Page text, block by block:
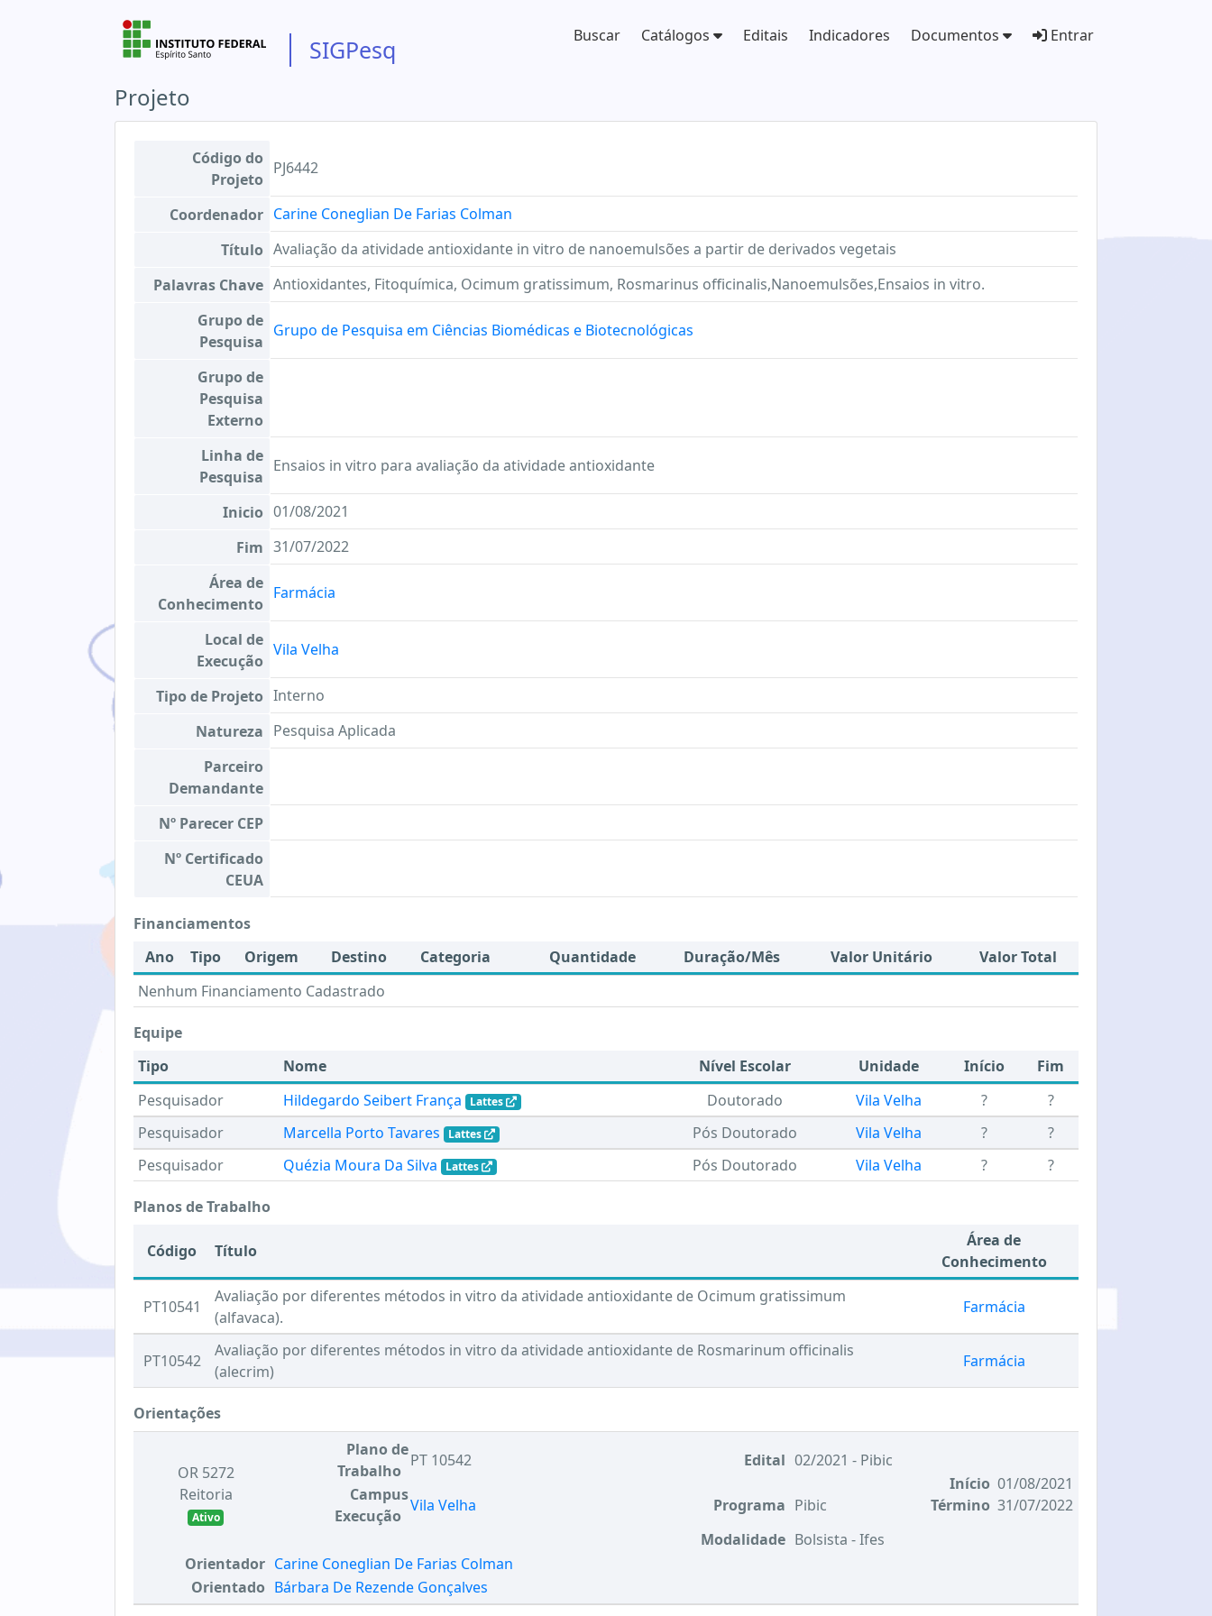
SIGPesq Buscar Catálogos Editais Indicadores Documentos Entrar
Projeto
Código do
Projeto
PJ6442
Coordenador Carine Coneglian De Farias Colman
Título Avaliação da atividade antioxidante in vitro de nanoemulsões a partir de derivados vegetais
Palavras Chave Antioxidantes, Fitoquímica, Ocimum gratissimum, Rosmarinus officinalis,Nanoemulsões,Ensaios in vitro.
Grupo de
Pesquisa
Grupo de Pesquisa em Ciências Biomédicas e Biotecnológicas
Grupo de
Pesquisa
Externo
Linha de
Pesquisa
Ensaios in vitro para avaliação da atividade antioxidante
Inicio 01/08/2021
Fim 31/07/2022
Área de
Conhecimento
Farmácia
Local de
Execução
Vila Velha
Tipo de Projeto Interno
Natureza Pesquisa Aplicada
Parceiro
Demandante
Nº Parecer CEP
Nº Certificado
CEUA
Financiamentos
Ano
Tipo Origem Destino Categoria Quantidade Duração/Mês Valor Unitário
Valor Total
Nenhum Financiamento Cadastrado
Equipe
Tipo
Nome Nível Escolar Unidade Início
Fim
Pesquisador
Hildegardo Seibert França Lattes Doutorado Vila Velha ?
?
Pesquisador
Marcella Porto Tavares Lattes Pós Doutorado Vila Velha ?
?
Pesquisador
Quézia Moura Da Silva Lattes Pós Doutorado Vila Velha ? ?
Planos de Trabalho
Código Título
Área de
Conhecimento
PT10541
Avaliação por diferentes métodos in vitro da atividade antioxidante de Ocimum gratissimum
(alfavaca).
Farmácia
PT10542
Avaliação por diferentes métodos in vitro da atividade antioxidante de Rosmarinum officinalis
(alecrim)
Farmácia
Orientações
OR 5272
Reitoria
Ativo
Plano de
Trabalho
PT 10542 Edital 02/2021 - Pibic
Campus
Execução
Vila Velha Programa Pibic
Modalidade Bolsista - Ifes
Início 01/08/2021
Término 31/07/2022
Orientador Carine Coneglian De Farias Colman
Orientado Bárbara De Rezende Gonçalves